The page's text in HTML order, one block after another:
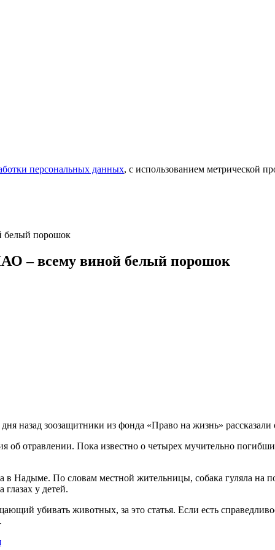
персональных данных, с использованием метрической
белый порошок
– всему виной белый порошок
назад зоозащитники из фонда «Право на жизнь»
отравлении. Пока известно о четырех мучительно
в Надыме. По словам местной жительницы, собака гуляла на
глазах у детей.
убивать животных, за это статья. Если есть